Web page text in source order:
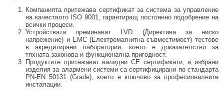
Компанията притежава сертификат за система за управление
на качеството ISO 9001, гарантиращ постоянно подобрение на
всички процеси.
Устройствата преминават LVD (Директива за ниско
напрежение) и EMC (Електромагнитна съвместимост) тестове
в акредитирани лаборатории, което е доказателство за
тяхната законова и функционална пригодност.
Продуктите притежават валидни СЕ сертификати, а избрани
изделия за алармени системи са сертифицирани по стандарта
PN-EN 50131 (Grade), което е ключово за професионалните
инсталации.